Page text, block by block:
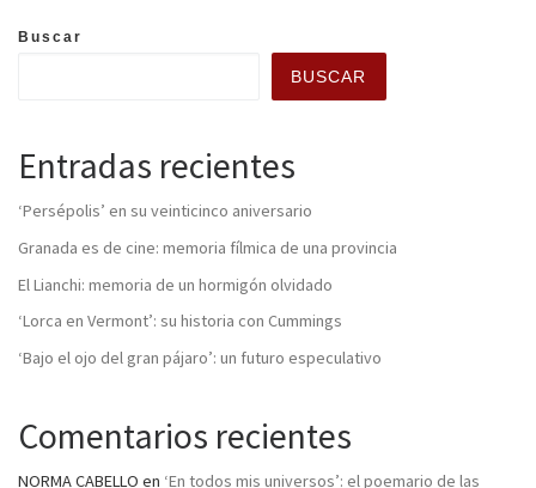
Buscar
BUSCAR
Entradas recientes
‘Persépolis’ en su veinticinco aniversario
Granada es de cine: memoria fílmica de una provincia
El Lianchi: memoria de un hormigón olvidado
‘Lorca en Vermont’: su historia con Cummings
‘Bajo el ojo del gran pájaro’: un futuro especulativo
Comentarios recientes
NORMA CABELLO en ‘En todos mis universos’: el poemario de las